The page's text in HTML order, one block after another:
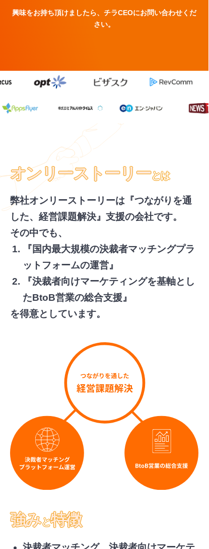
興味をお持ち頂けましたら、チラCEOにお問い合わせくだ
さい。
オンリーストーリーとは
弊社オンリーストーリーは『つながりを通
した、経営課題解決』支援の会社です。
その中でも、
『国内最大規模の決裁者マッチングプラ
ットフォームの運営』
『決裁者向けマーケティングを基軸とし
たBtoB営業の総合支援』
を得意としています。
強みと特徴